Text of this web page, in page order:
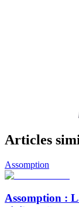
Articles
Assomption
Assomption :